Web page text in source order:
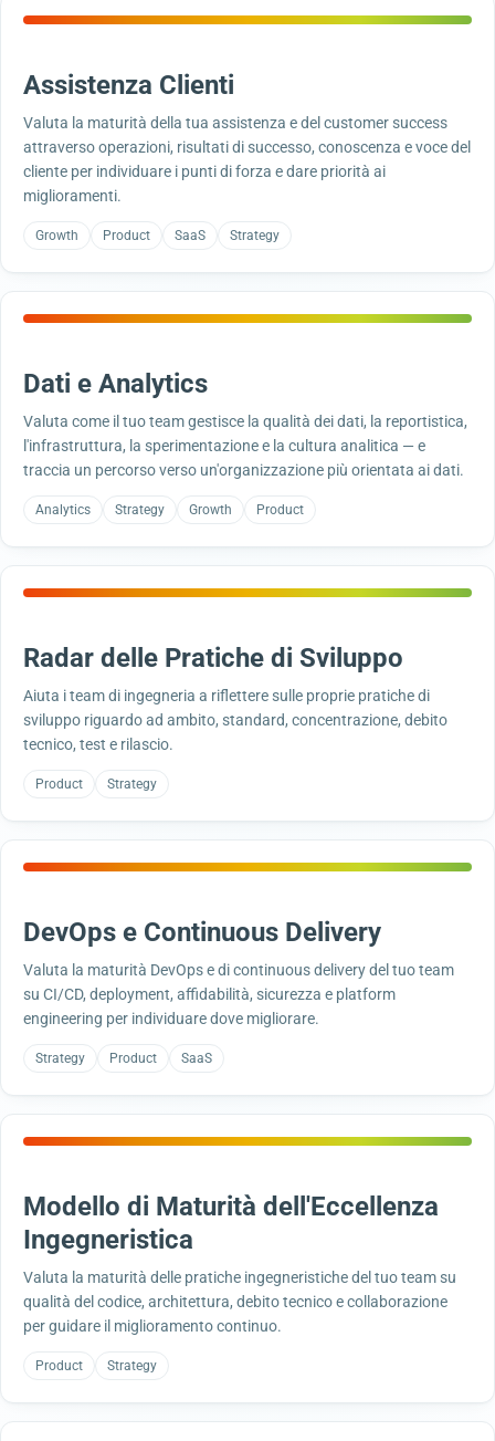
Assistenza Clienti
Valuta la maturità della tua assistenza e del customer success
attraverso operazioni, risultati di successo, conoscenza e voce del
cliente per individuare i punti di forza e dare priorità ai
miglioramenti.
Growth Product SaaS Strategy
Dati e Analytics
Valuta come il tuo team gestisce la qualità dei dati, la reportistica,
l'infrastruttura, la sperimentazione e la cultura analitica — e
traccia un percorso verso un'organizzazione più orientata ai dati.
Analytics Strategy Growth Product
Radar delle Pratiche di Sviluppo
Aiuta i team di ingegneria a riflettere sulle proprie pratiche di
sviluppo riguardo ad ambito, standard, concentrazione, debito
tecnico, test e rilascio.
Product Strategy
DevOps e Continuous Delivery
Valuta la maturità DevOps e di continuous delivery del tuo team
su CI/CD, deployment, affidabilità, sicurezza e platform
engineering per individuare dove migliorare.
Strategy Product SaaS
Modello di Maturità dell'Eccellenza
Ingegneristica
Valuta la maturità delle pratiche ingegneristiche del tuo team su
qualità del codice, architettura, debito tecnico e collaborazione
per guidare il miglioramento continuo.
Product Strategy